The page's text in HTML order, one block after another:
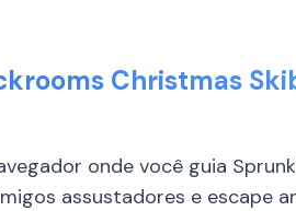
Christmas
onde você guia
assustadores e escape